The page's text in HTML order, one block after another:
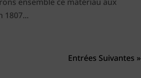
Entrées Suivantes »